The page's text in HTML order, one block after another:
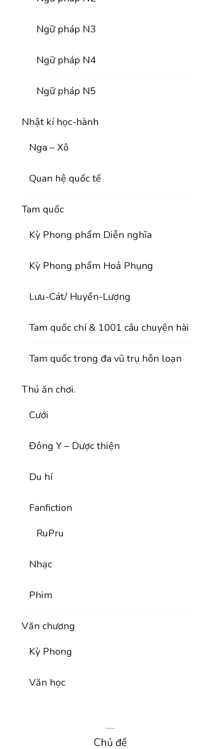
Ngữ pháp N3
Ngữ pháp N4
Ngữ pháp N5
Nhật kí học-hành
Nga – Xô
Quan hệ quốc tế
Tam quốc
Kỳ Phong phẩm Diễn nghĩa
Kỳ Phong phẩm Hoả Phụng
Lưu-Cát/ Huyền-Lượng
Tam quốc chí & 1001 câu chuyện hài
Tam quốc trong đa vũ trụ hỗn loạn
Thú ăn chơi.
Cưới
Đông Y – Dược thiện
Du hí
Fanfiction
RuPru
Nhạc
Phim
Văn chương
Kỳ Phong
Văn học
Chủ đề